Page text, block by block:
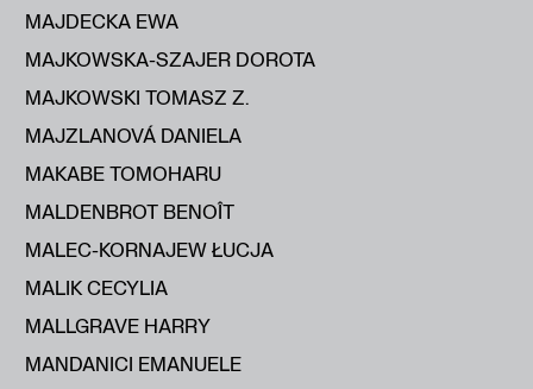
MAJDECKA EWA
MAJKOWSKA-SZAJER DOROTA
MAJKOWSKI TOMASZ Z.
MAJZLANOVÁ DANIELA
MAKABE TOMOHARU
MALDENBROT BENOÎT
MALEC-KORNAJEW ŁUCJA
MALIK CECYLIA
MALLGRAVE HARRY
MANDANICI EMANUELE